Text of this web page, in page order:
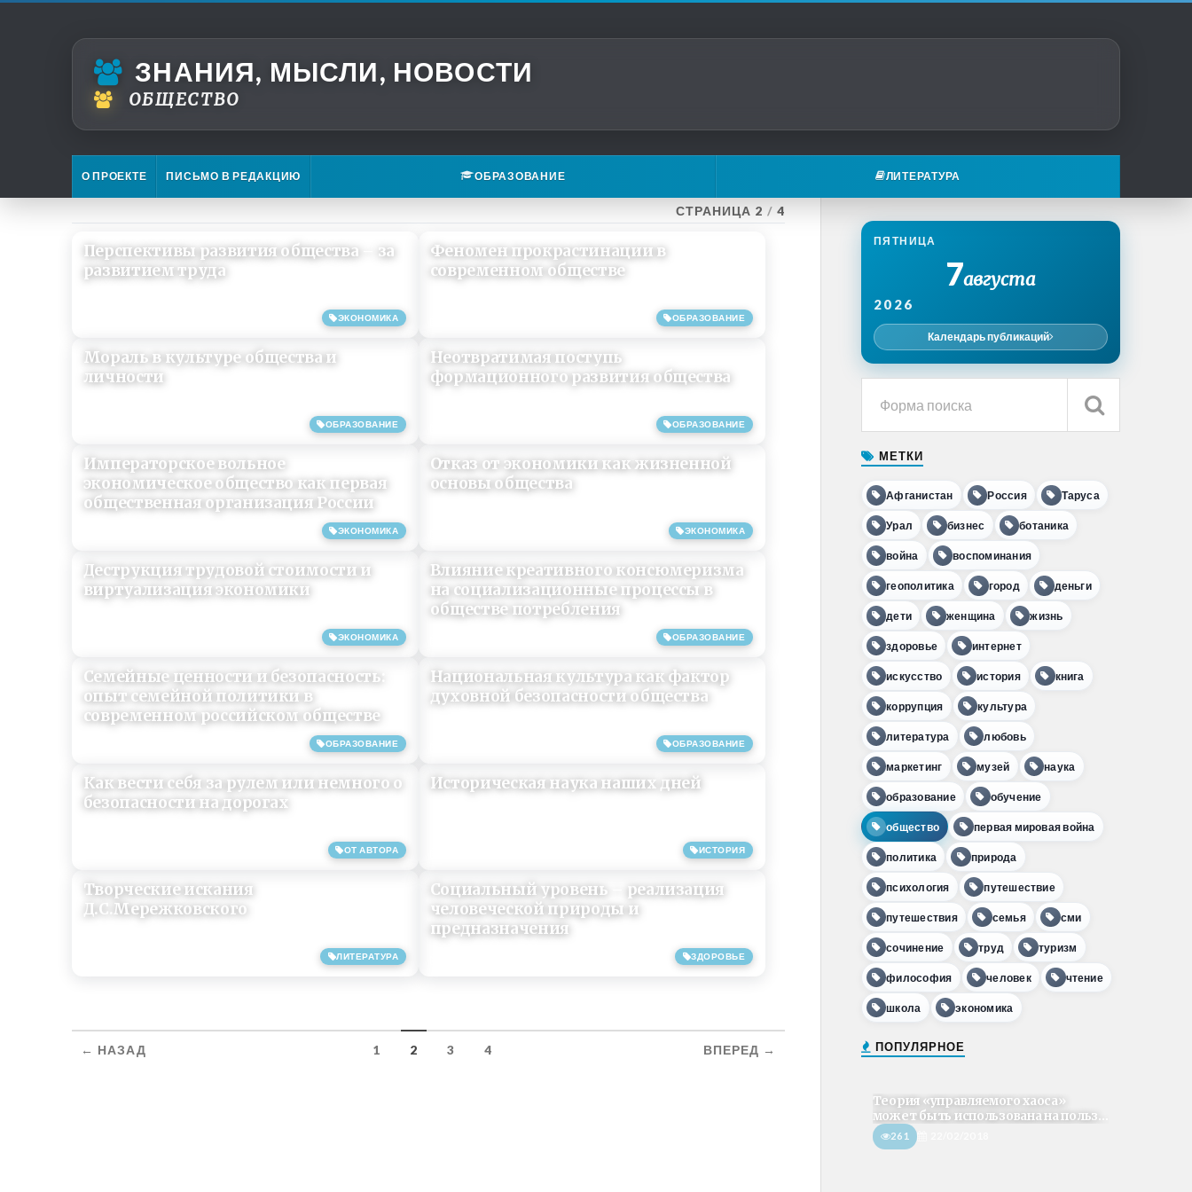
ЗНАНИЯ, МЫСЛИ, НОВОСТИ
ОБЩЕСТВО
О ПРОЕКТЕ ПИСЬМО В РЕДАКЦИЮ ОБРАЗОВАНИЕ ЛИТЕРАТУРА
СТРАНИЦА 2 / 4
ЭКОНОМИКА
Перспективы развития общества – за
развитием труда
ОБРАЗОВАНИЕ
Феномен прокрастинации в
современном обществе
ОБРАЗОВАНИЕ
Мораль в культуре общества и
личности
ОБРАЗОВАНИЕ
Неотвратимая поступь
формационного развития общества
ЭКОНОМИКА
Императорское вольное
экономическое общество как первая
общественная организация России
ЭКОНОМИКА
Отказ от экономики как жизненной
основы общества
ЭКОНОМИКА
Деструкция трудовой стоимости и
виртуализация экономики
ОБРАЗОВАНИЕ
Влияние креативного консюмеризма
на социализационные процессы в
обществе потребления
ОБРАЗОВАНИЕ
Семейные ценности и безопасность:
опыт семейной политики в
современном российском обществе
ОБРАЗОВАНИЕ
Национальная культура как фактор
духовной безопасности общества
ОТ АВТОРА
Как вести себя за рулем или немного о
безопасности на дорогах
ИСТОРИЯ
Историческая наука наших дней
ЛИТЕРАТУРА
Творческие искания
Д.С.Мережковского
ЗДОРОВЬЕ
Социальный уровень – реализация
человеческой природы и
предназначения
← НАЗАД 1 2 3 4 ВПЕРЕД →
ПЯТНИЦА
7августа
2026
Календарь публикаций
МЕТКИ
Афганистан Россия Таруса
Урал бизнес ботаника
война воспоминания
геополитика город деньги
дети женщина жизнь
здоровье интернет
искусство история книга
коррупция культура
литература любовь
маркетинг музей наука
образование обучение
общество первая мировая война
политика природа
психология путешествие
путешествия семья сми
сочинение труд туризм
философия человек чтение
школа экономика
ПОПУЛЯРНОЕ
Теория «управляемого хаоса»
может быть использована на польз...
261